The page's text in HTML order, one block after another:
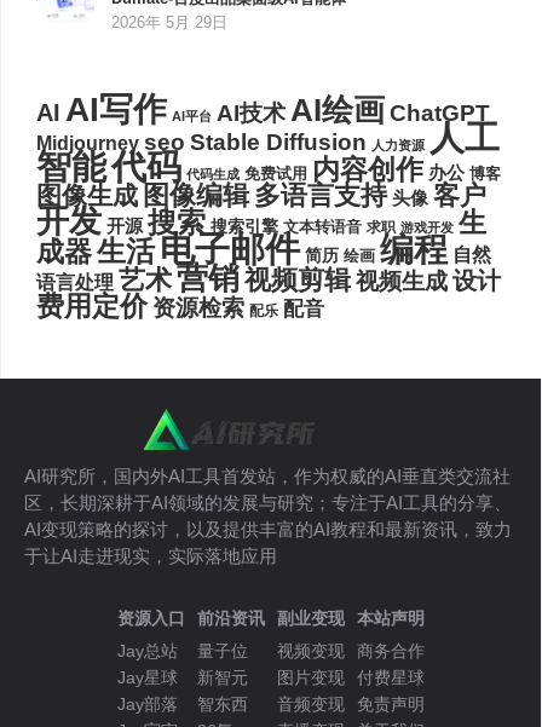
2026年 5月 29日
AI AI写作 AI平台 AI技术AI绘画ChatGPT
Midjourney seo Stable Diffusion 人力资源 人工
智能代码 代码生成 免费试用 内容创作 办公 博客
图像生成 图像编辑 多语言支持 头像 客户
开发 开源 搜索 搜索引擎 文本转语音 求职 游戏开发 生
成器生活电子邮件 简历 绘画 编程 自然
语言处理 艺术营销视频剪辑视频生成设计
费用定价 资源检索 配乐 配音
AI研究所，国内外AI工具首发站，作为权威的AI垂直类交流社
区，长期深耕于AI领域的发展与研究；专注于AI工具的分享、
AI变现策略的探讨，以及提供丰富的AI教程和最新资讯，致力
于让AI走进现实，实际落地应用
资源入口
Jay总站
Jay星球
Jay部落
前沿资讯
量子位
新智元
智东西
副业变现
视频变现
图片变现
音频变现
本站声明
商务合作
付费星球
免责声明